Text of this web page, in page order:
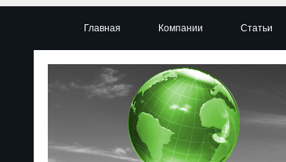
Главная Компании Статьи